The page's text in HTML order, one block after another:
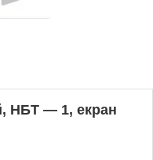
НБТ — 1, екран